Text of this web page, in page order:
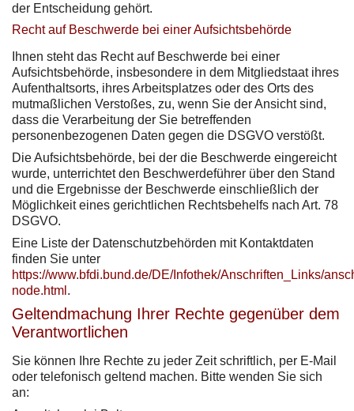
der Entscheidung gehört.
Recht auf Beschwerde bei einer Aufsichtsbehörde
Ihnen steht das Recht auf Beschwerde bei einer
Aufsichtsbehörde, insbesondere in dem Mitgliedstaat ihres
Aufenthaltsorts, ihres Arbeitsplatzes oder des Orts des
mutmaßlichen Verstoßes, zu, wenn Sie der Ansicht sind,
dass die Verarbeitung der Sie betreffenden
personenbezogenen Daten gegen die DSGVO verstößt.
Die Aufsichtsbehörde, bei der die Beschwerde eingereicht
wurde, unterrichtet den Beschwerdeführer über den Stand
und die Ergebnisse der Beschwerde einschließlich der
Möglichkeit eines gerichtlichen Rechtsbehelfs nach Art. 78
DSGVO.
Eine Liste der Datenschutzbehörden mit Kontaktdaten
finden Sie unter
https://www.bfdi.bund.de/DE/Infothek/Anschriften_Links/
node.html .
Geltendmachung Ihrer Rechte gegenüber dem
Verantwortlichen
Sie können Ihre Rechte zu jeder Zeit schriftlich, per E-Mail
oder telefonisch geltend machen. Bitte wenden Sie sich
an: